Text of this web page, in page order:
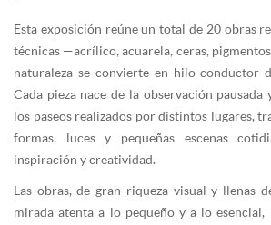
Esta exposición reúne un total de 20 obras
técnicas —acrílico, acuarela, ceras,
naturaleza se convierte en hilo conductor
Cada pieza nace de la observación
los paseos realizados por distintos lugares,
formas, luces y pequeñas escenas
inspiración y creatividad.
Las obras, de gran riqueza visual y llenas
mirada atenta a lo pequeño y a lo